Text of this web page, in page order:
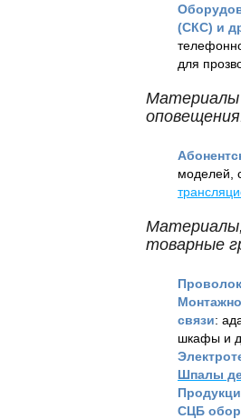
(СКС) и
для
Материалы
моделей,
товарные
связи:
шкафы и
Шпалы
СЦБ